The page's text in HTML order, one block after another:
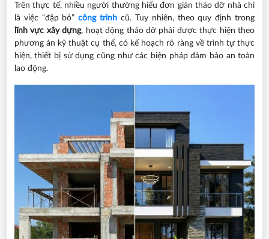
Trên thực tế, nhiều người thường hiểu đơn giản tháo dỡ nhà chỉ
là việc “đập bỏ”công trình cũ. Tuy nhiên, theo quy định trong
lĩnh vực xây dựng, hoạt động tháo dỡ phải được thực hiện theo
phương án kỹ thuật cụ thể, có kế hoạch rõ ràng về trình tự thực
hiện, thiết bị sử dụng cũng như các biện pháp đảm bảo an toàn
lao động.